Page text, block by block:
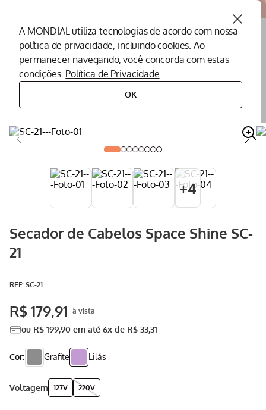
A MONDIAL utiliza tecnologias de acordo com nossa
política de privacidade, incluindo cookies. Ao
permanecer navegando, você concorda com estas
condições. Política de Privacidade.
OK
O que você procura?
secador de cabelos
+4
Secador de Cabelos Space Shine SC-
21
: SC-21
R$ 179,91
ou R$ 199,90 em até 6x de R$ 33,31
Cor: Grafite Lilás
voltagem 127V 220V
2 Air Fryer
Assistencia Tecnica
7º Panificadora
9º Aspirador
10ºMultiprocessador